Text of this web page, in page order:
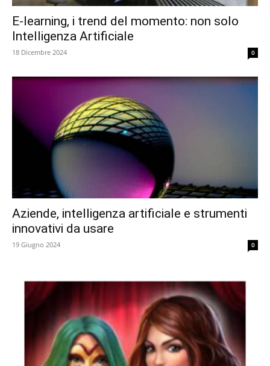
E-learning, i trend del momento: non solo
Intelligenza Artificiale
18 Dicembre 2024 0
Aziende, intelligenza artificiale e strumenti
innovativi da usare
19 Giugno 2024 0